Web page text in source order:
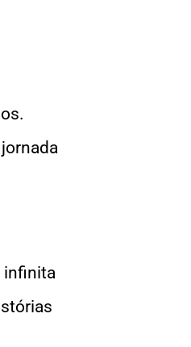
infinita